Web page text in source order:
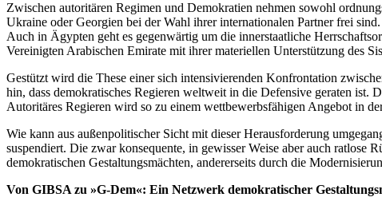
Zwischen autoritären Regimen und Demokratien nehmen sowohl
Ukraine oder Georgien bei der Wahl ihrer internationalen Partner frei
Auch in Ägypten geht es gegenwärtig um die innerstaatliche
Vereinigten Arabischen Emirate mit ihrer materiellen Unterstützung des
Gestützt wird die These einer sich intensivierenden Konfrontation
hin, dass demokratisches Regieren weltweit in die Defensive geraten ist.
Autoritäres Regieren wird so zu einem wettbewerbsfähigen Angebot in
Wie kann aus außenpolitischer Sicht mit dieser Herausforderung
suspendiert. Die zwar konsequente, in gewisser Weise aber auch
demokratischen Gestaltungsmächten, andererseits durch die
Von GIBSA zu »G-Dem«: Ein Netzwerk demokratischer